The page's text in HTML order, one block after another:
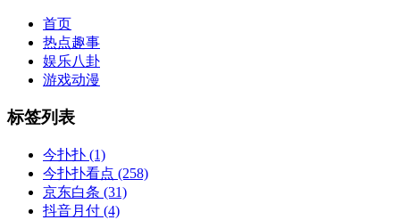
首页
热点趣事
娱乐八卦
游戏动漫
标签列表
今扑扑 (1)
今扑扑看点 (258)
京东白条 (31)
抖音月付 (4)